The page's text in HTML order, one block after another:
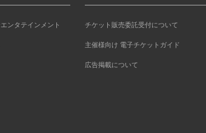
ンタテインメント チケット販売委託受付について
主催様向け 電子チケットガイド
広告掲載について